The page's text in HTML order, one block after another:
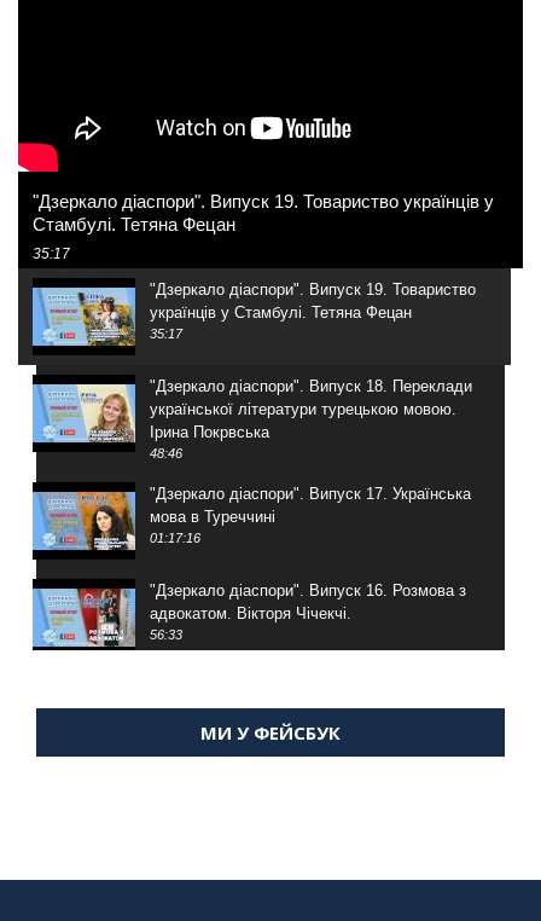
"Дзеркало діаспори". Випуск 19. Товариство українців у
Стамбулі. Тетяна Фецан
35:17
"Дзеркало діаспори". Випуск 19. Товариство
українців у Стамбулі. Тетяна Фецан
35:17
"Дзеркало діаспори". Випуск 18. Переклади
української літератури турецькою мовою.
Ірина Покрвська
48:46
"Дзеркало діаспори". Випуск 17. Українська
мова в Туреччині
01:17:16
"Дзеркало діаспори". Випуск 16. Розмова з
адвокатом. Вікторя Чічекчі.
56:33
Мухарський про життя в Туреччині
"Дзеркало діаспори". Випуск 13. МУШ в
МИ У ФЕЙСБУК